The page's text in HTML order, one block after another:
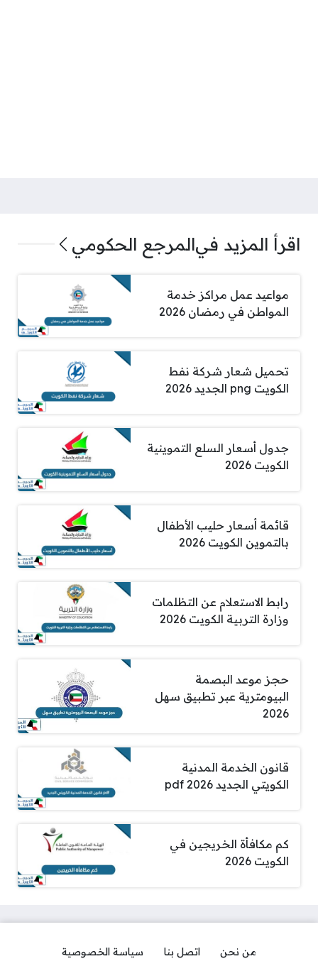
اقرأ المزيد فيالمرجع الحكومي
مواعيد عمل مراكز خدمة
المواطن في رمضان 2026
تحميل شعار شركة نفط
الكويت png الجديد 2026
جدول أسعار السلع التموينية
الكويت 2026
قائمة أسعار حليب الأطفال
بالتموين الكويت 2026
رابط الاستعلام عن التظلمات
وزارة التربية الكويت 2026
حجز موعد البصمة
البيومترية عبر تطبيق سهل
2026
قانون الخدمة المدنية
الكويتي الجديد pdf 2026
كم مكافأة الخريجين في
الكويت 2026
من نحن اتصل بنا
سياسة الخصوصية